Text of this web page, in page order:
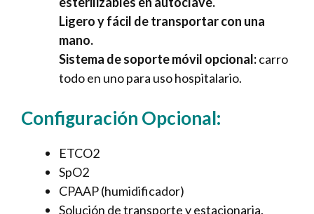
Ligero y fácil de transportar con una
mano.
Sistema de soporte móvil opcional:carro
todo en uno para uso hospitalario.
Configuración Opcional:
ETCO2
SpO2
CPAAP (humidificador)
Solución de transporte y estacionaria.